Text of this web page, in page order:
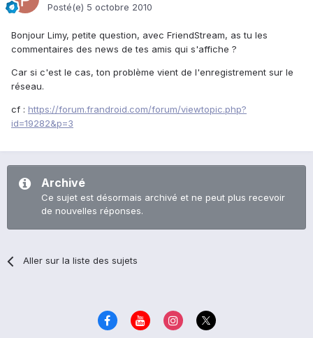
Posté(e) 5 octobre 2010
Bonjour Limy, petite question, avec FriendStream, as tu les
commentaires des news de tes amis qui s'affiche ?
Car si c'est le cas, ton problème vient de l'enregistrement sur le
réseau.
cf : https://forum.frandroid.com/forum/viewtopic.php?
id=19282&p=3
Archivé
Ce sujet est désormais archivé et ne peut plus recevoir
de nouvelles réponses.
Aller sur la liste des sujets